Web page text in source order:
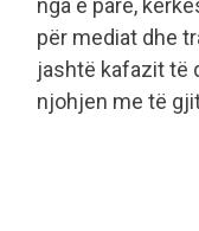
nga e parë,
për mediat dhe
jashtë kafazit të
njohjen me të